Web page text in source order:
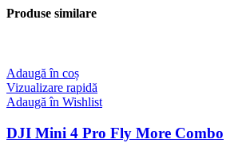
3
Produse similare
Adaugă în coș
Vizualizare rapidă
Adaugă în Wishlist
DJI Mini 4 Pro Fly More Combo